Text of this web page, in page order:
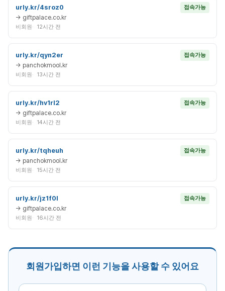
urly.kr/4sroz0 접속가능
→ giftpalace.co.kr
비회원 12시간 전
urly.kr/qyn2er 접속가능
→ panchokmool.kr
비회원 13시간 전
urly.kr/hv1rl2 접속가능
→ giftpalace.co.kr
비회원 14시간 전
urly.kr/tqheuh 접속가능
→ panchokmool.kr
비회원 15시간 전
urly.kr/jz1f0l 접속가능
→ giftpalace.co.kr
비회원 16시간 전
회원가입하면 이런 기능을 사용할 수 있어요